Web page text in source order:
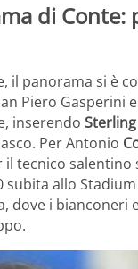
di Conte:
il panorama si è
Piero Gasperini
inserendo Sterling
Per Antonio
il tecnico salentino
subita allo
dove i bianconeri